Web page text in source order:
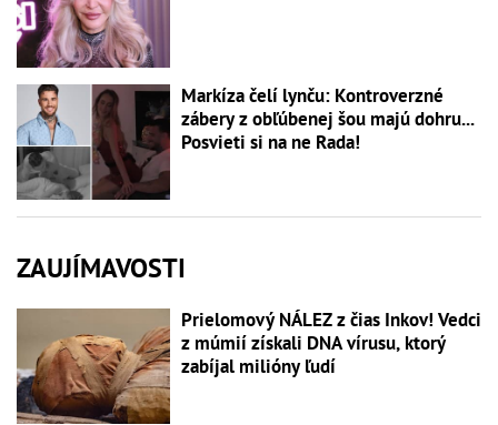
Markíza čelí lynču: Kontroverzné
zábery z obľúbenej šou majú dohru...
Posvieti si na ne Rada!
ZAUJÍMAVOSTI
Prielomový NÁLEZ z čias Inkov! Vedci
z múmií získali DNA vírusu, ktorý
zabíjal milióny ľudí